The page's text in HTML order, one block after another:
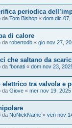
periodica
da Tom Bishop « dom dic 07,
di calore
da robertodb « gio nov 27,
che saltano da
da fbonati « dom nov 23,
elettrico tra valvola e
da Giove « mer nov 19, 2025
da NoNickName « ven nov